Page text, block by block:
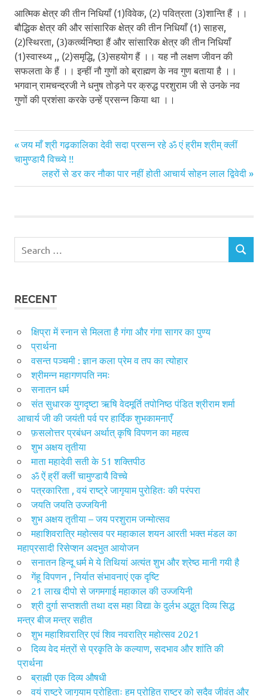
आत्मिक क्षेत्र की तीन निधियाँ (1)विवेक, (2) पवित्रता (3)शान्ति हैं ।।
बौद्धिक क्षेत्र की और सांसारिक क्षेत्र की तीन निधियाँ (1) साहस,
(2)स्थिरता, (3)कर्त्व्यनिष्ठा हैं और सांसारिक क्षेत्र की तीन निधियाँ
(1)स्वास्थ्य ,, (2)समृद्धि, (3)सहयोग हैं ।। यह नौ लक्षण जीवन की
सफलता के हैं ।। इन्हीं नौ गुणों को ब्राह्मण के नव गुण बताया है ।।
भगवान् रामचन्द्रजी ने धनुष तोड़ने पर क्रुद्ध परशुराम जी से उनके नव
गुणों की प्रशंसा करके उन्हें प्रसन्न किया था ।।
Post
navigation
Previous
Post:
जय माँ श्री गढ़कालिका देवी सदा प्रसन्न रहे ॐ एं ह्रीम श्रीम् क्लीं
चामुण्डायै विच्च्ये !!
Next
Post:
लहरों से डर कर नौका पार नहीं होती आचार्य सोहन लाल द्विवेदी
for:
SEARCH
RECENT
क्षिप्रा में स्नान से मिलता है गंगा और गंगा सागर का पुण्य
प्रार्थना
वसन्त पञ्चमी : ज्ञान कला प्रेम व तप का त्योहार
श्रीमन्न महागणपति नमः
सनातन धर्म
संत सुधारक युगदृष्टा ऋषि वेदमूर्ति तपोनिष्ठ पंडित श्रीराम शर्मा
आचार्य जी की जयंती पर्व पर हार्दिक शुभकामनाएँ
फ़सलोत्तर प्रबंधन अर्थात् कृषि विपणन का महत्व
शुभ अक्षय तृतीया
माता महादेवी सती के 51 शक्तिपीठ
ॐ ऐं ह्रीं क्लीं चामुण्डायै विच्चे
पत्रकारिता , वयं राष्ट्रे जागृयाम पुरोहितः की परंपरा
जयति जयति उज्जयिनी
शुभ अक्षय तृतीया – जय परशुराम जन्मोत्सव
महाशिवरात्रि महोत्सव पर महाकाल शयन आरती भक्त मंडल का
महाप्रसादी रिसेप्शन अदभुत आयोजन
सनातन हिन्दू धर्म मे ये तिथियां अत्यंत शुभ और श्रेष्ठ मानी गयी है
गेंहू विपणन , निर्यात संभावनाएं एक दृष्टि
21 लाख दीपो से जगमगाई महाकाल की उज्जयिनी
श्री दुर्गा सप्तशती तथा दस महा विद्या के दुर्लभ अद्भुत दिव्य सिद्ध
मन्त्र बीज मन्त्र सहीत
शुभ महाशिवरात्रि एवं शिव नवरात्रि महोत्सव 2021
दिव्य वेद मंत्रों से प्रकृति के कल्याण, सदभाव और शांति की
प्रार्थना
ब्राह्मी एक दिव्य औषधी
वयं राष्ट्रे जागृयाम पुरोहिताः हम पुरोहित राष्ट्र को सदैव जीवंत और